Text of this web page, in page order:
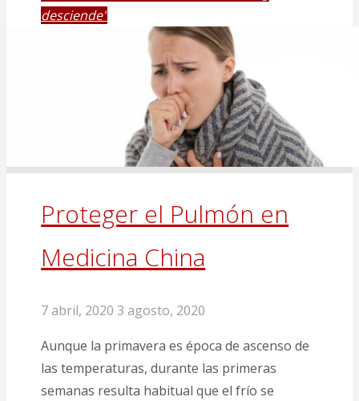
desciende"
Proteger el Pulmón en
Medicina China
7 abril, 2020 3 agosto, 2020
Aunque la primavera es época de ascenso de
las temperaturas, durante las primeras
semanas resulta habitual que el frío se